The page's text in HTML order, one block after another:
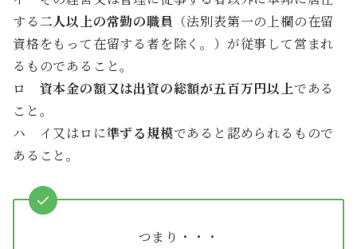
する二人以上の常勤の職員 （法別表第一の上欄の在留
資格をもって在留する者を除く。）が従事して営まれ
るものであること。
ロ 資本金の額又は出資の総額が五百万円以上である
こと。
ハ イ又はロに準ずる規模であると認められるもので
あること。
つまり・・・